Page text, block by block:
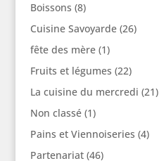
Boissons (8)
Cuisine Savoyarde(26)
fête des mère(1)
Fruits et légumes (22)
La cuisine du mercredi (21)
Non classé(1)
Pains et Viennoiseries (4)
Partenariat(46)